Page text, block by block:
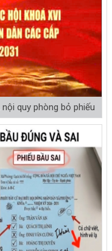
quy phòng bỏ phiếu